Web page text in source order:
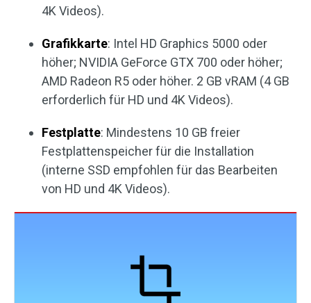
4K Videos).
Grafikkarte: Intel HD Graphics 5000 oder
höher; NVIDIA GeForce GTX 700 oder höher;
AMD Radeon R5 oder höher. 2 GB vRAM (4 GB
erforderlich für HD und 4K Videos).
Festplatte: Mindestens 10 GB freier
Festplattenspeicher für die Installation
(interne SSD empfohlen für das Bearbeiten
von HD und 4K Videos).